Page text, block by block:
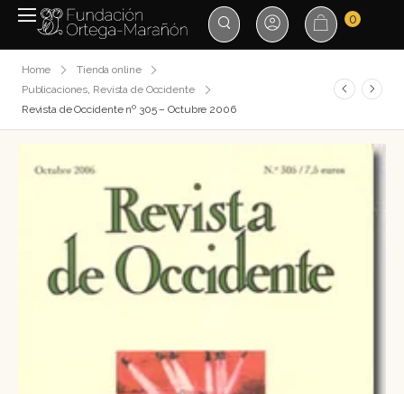
0
Home
Tienda online
Publicaciones Revista de Occidente
Revista de Occidente nº 305 – Octubre 2006